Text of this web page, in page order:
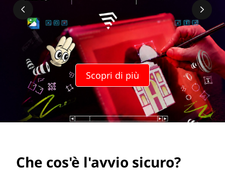
i
Scopri di più
Che cos'è l'avvio sicuro?